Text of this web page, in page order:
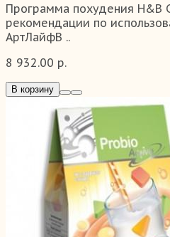
Программа похудения H&B
рекомендации по
АртЛайфВ ..
8 932.00 р.
В корзину